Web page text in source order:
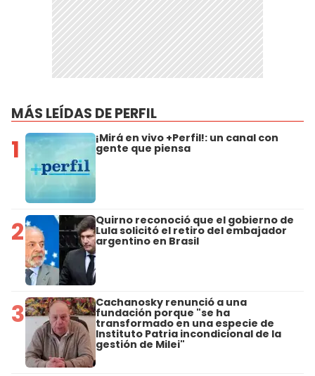
MÁS LEÍDAS DE PERFIL
1 ¡Mirá en vivo +Perfil!: un canal con
gente que piensa
2 Quirno reconoció que el gobierno de
Lula solicitó el retiro del embajador
argentino en Brasil
3 Cachanosky renunció a una
fundación porque "se ha
transformado en una especie de
Instituto Patria incondicional de la
gestión de Milei"